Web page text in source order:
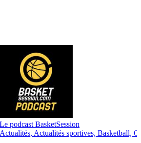
Le podcast BasketSession
Actualités, Actualités sportives, Basketball,